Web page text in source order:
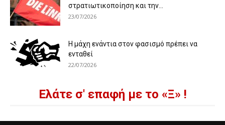
στρατιωτικοποίηση και την...
23/07/2026
Η μάχη ενάντια στον φασισμό πρέπει να
ενταθεί
22/07/2026
Ελάτε σ' επαφή με το «Ξ» !